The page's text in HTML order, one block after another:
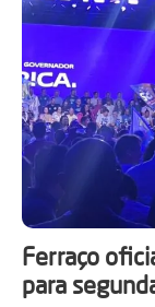
Ferraço
para